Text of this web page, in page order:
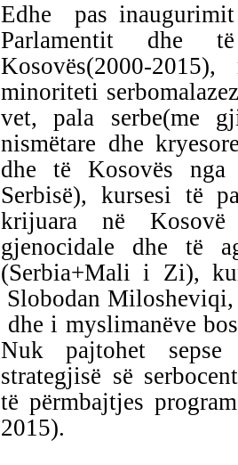
Edhe pas
Parlamentit dhe
Kosovës(2000-
minoriteti
vet, pala serbe(me
nismëtare dhe
dhe të Kosovës
Serbisë), kursesi të
krijuara në
gjenocidale dhe të
(Serbia+Mali i Zi),
Slobodan
dhe i myslimanëve
Nuk pajtohet sepse
strategjisë së
të përmbajtjes
2015).